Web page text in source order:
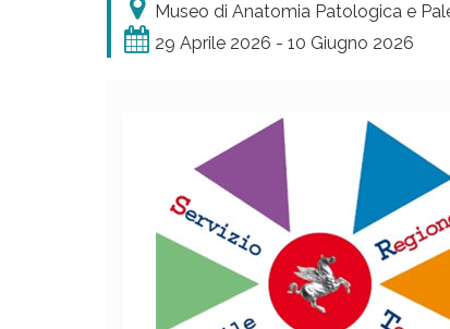
Museo di Anatomia Patologica e
29 Aprile 2026 - 10 Giugno 2026